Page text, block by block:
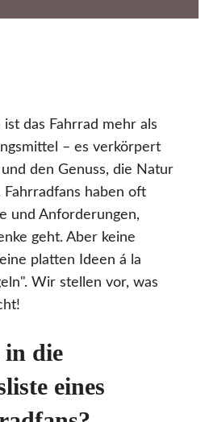
das Fahrrad mehr als
– es verkörpert
den Genuss, die Natur
Fahrradfans haben oft
und Anforderungen,
geht. Aber keine
platten Ideen á la
Wir stellen vor, was
in die
eines